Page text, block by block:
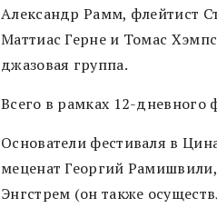
Александр Рамм, флейтист
Маттиас Герне и Томас
джазовая группа.
Всего в рамках 12-дневного
Основатели фестиваля в
меценат Георгий
Энгстрем (он также